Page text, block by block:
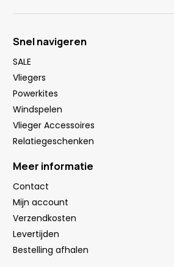
Snel navigeren
SALE
Vliegers
Powerkites
Windspelen
Vlieger Accessoires
Relatiegeschenken
Meer informatie
Contact
Mijn account
Verzendkosten
Levertijden
Bestelling afhalen